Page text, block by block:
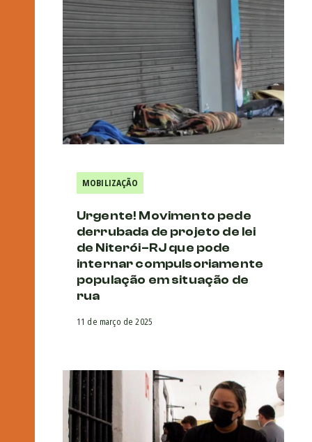
MOBILIZAÇÃO
Urgente! Movimento pede
derrubada de projeto de lei
de Niterói–RJ que pode
internar compulsoriamente
população em situação de
rua
11 de março de 2025